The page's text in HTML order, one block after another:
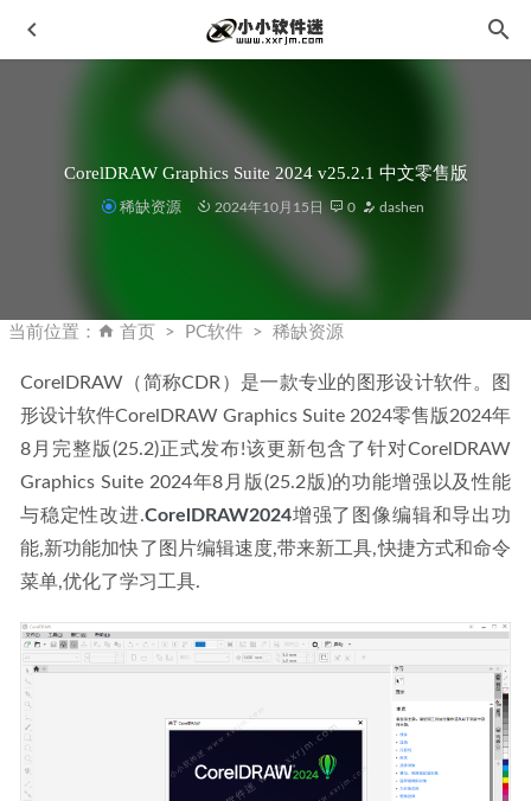
CorelDRAW Graphics Suite 2024 v25.2.1 中文零售版
稀缺资源 2024年10月15日 0 dashen
当前位置： 首页 PC软件 稀缺资源
CorelDRAW（简称CDR）是一款专业的图形设计软件。图
形设计软件CorelDRAW Graphics Suite 2024零售版2024年
8月完整版(25.2)正式发布!该更新包含了针对CorelDRAW
Graphics Suite 2024年8月版(25.2版)的功能增强以及性能
与稳定性改进.CorelDRAW2024增强了图像编辑和导出功
能,新功能加快了图片编辑速度,带来新工具,快捷方式和命令
菜单,优化了学习工具.
MATLAB R2023b v23.2.0 中文破解版+详细图文安装教程
SketchUp Pro 2020 (v20.0.373) 绿色特别版 2020-04-06
Aiarty Image Matting v2.7 中文免安装便携版 2026-03-24
Acrobat Pro DC2023.001.20143官方中文一键直装版 2023-
04-12